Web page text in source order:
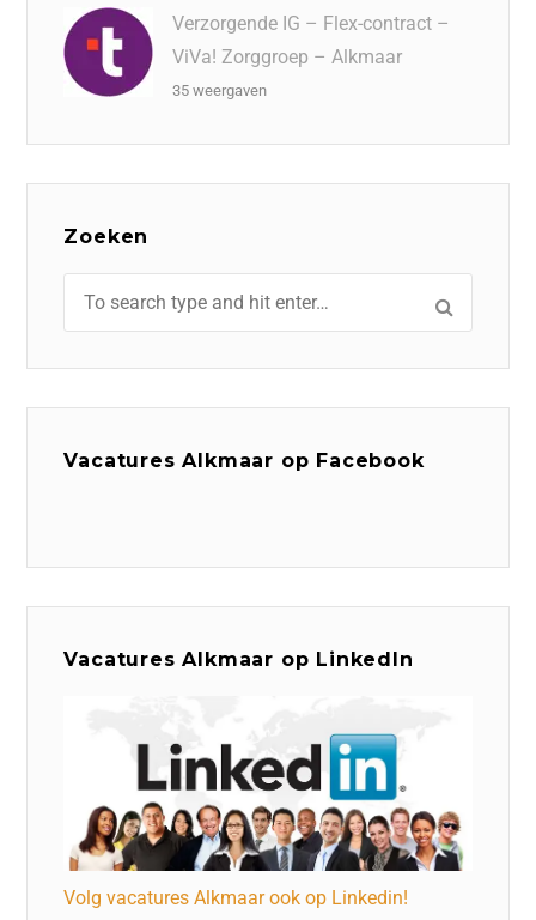
Verzorgende IG – Flex-contract –
ViVa! Zorggroep – Alkmaar
35 weergaven
Zoeken
Vacatures Alkmaar op Facebook
Vacatures Alkmaar op LinkedIn
Volg vacatures Alkmaar ook op Linkedin!